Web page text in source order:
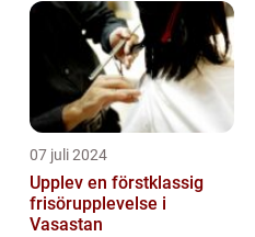
07 juli 2024
Upplev en förstklassig
frisörupplevelse i
Vasastan